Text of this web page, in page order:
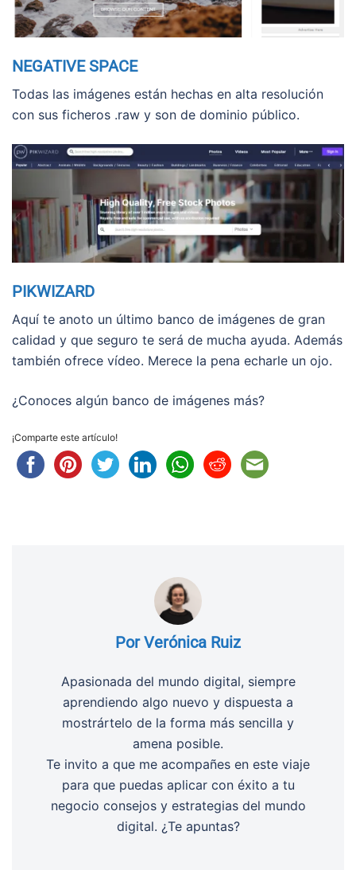
NEGATIVE SPACE
Todas las imágenes están hechas en alta resolución
con sus ficheros .raw y son de dominio público.
PIKWIZARD
Aquí te anoto un último banco de imágenes de gran
calidad y que seguro te será de mucha ayuda. Además
también ofrece vídeo. Merece la pena echarle un ojo.
¿Conoces algún banco de imágenes más?
¡Comparte este artículo!
Por Verónica Ruiz
Apasionada del mundo digital, siempre
aprendiendo algo nuevo y dispuesta a
mostrártelo de la forma más sencilla y
amena posible.
Te invito a que me acompañes en este viaje
para que puedas aplicar con éxito a tu
negocio consejos y estrategias del mundo
digital. ¿Te apuntas?